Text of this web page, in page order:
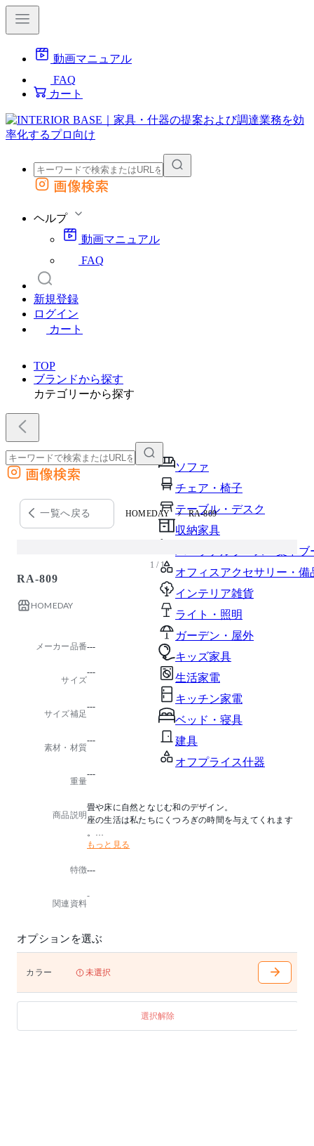
動画マニュアル
FAQ
カート
外部サイトの商品をカートに追加
画像検索
ヘルプ
動画マニュアル
FAQ
新規登録
ログイン
カート
TOP
ブランドから探す
カテゴリーから探す
ソファ
チェア・椅子
テーブル・デスク
収納家具
パーソナルブース・集中ブ
オフィスアクセサリー・備
インテリア雑貨
ライト・照明
ガーデン・屋外
キッズ家具
生活家電
キッチン家電
ベッド・寝具
建具
オフプライス什器
外部サイトの商品をカートに追加
他のサイトで見つけた商品ページのURLを貼り付けて、カートに追加できます
画像検索
一覧へ戻る HOMEDAY RA-809
1 / 1
RA-809
HOMEDAY
メーカー品番---
サイズ
---
サイズ補足
---
素材・材質
---
重量
---
商品説明
畳や床に自然となじむ和のデザイン。
座の生活は私たちにくつろぎの時間を与えてくれます
。
オプション：編み込み部は2色からお選びいただけます
もっと見る
特徴---
関連資料
-
オプションを選ぶ
カラー 未選択
選択解除